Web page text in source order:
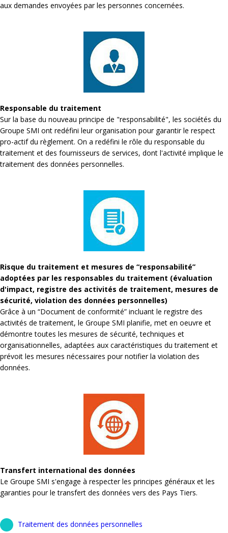
aux demandes envoyées par les personnes concernées.
Responsable du traitement
Sur la base du nouveau principe de "responsabilité", les sociétés du
Groupe SMI ont redéfini leur organisation pour garantir le respect
pro-actif du règlement. On a redéfini le rôle du responsable du
traitement et des fournisseurs de services, dont l'activité implique le
traitement des données personnelles.
Risque du traitement et mesures de “responsabilité”
adoptées par les responsables du traitement (évaluation
d'impact, registre des activités de traitement, mesures de
sécurité, violation des données personnelles)
Grâce à un “Document de conformité” incluant le registre des
activités de traitement, le Groupe SMI planifie, met en oeuvre et
démontre toutes les mesures de sécurité, techniques et
organisationnelles, adaptées aux caractéristiques du traitement et
prévoit les mesures nécessaires pour notifier la violation des
données.
Transfert international des données
Le Groupe SMI s'engage à respecter les principes généraux et les
garanties pour le transfert des données vers des Pays Tiers.
Traitement des données personnelles